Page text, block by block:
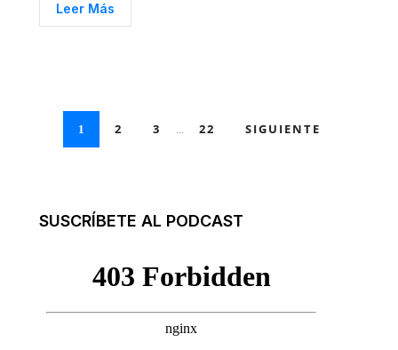
Leer Más
1 2 3 ... 22 SIGUIENTE
SUSCRÍBETE AL PODCAST